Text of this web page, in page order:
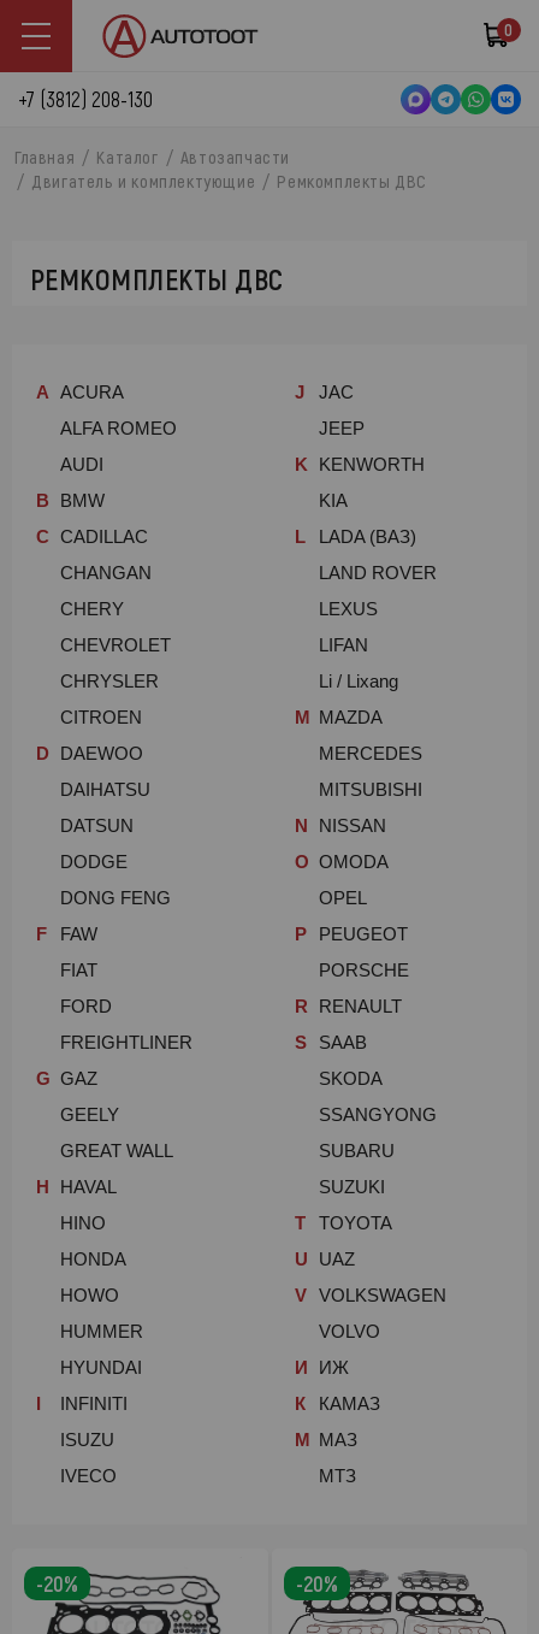
0
+7 (3812) 208-130
Главная Каталог
Автозапчасти
Двигатель и комплектующие
Ремкомплекты ДВС
РЕМКОМПЛЕКТЫ ДВС
A ACURA
ALFA ROMEO
AUDI
B
BMW
C CADILLAC
CHANGAN
CHERY
CHEVROLET
CHRYSLER
CITROEN
D
DAEWOO
DAIHATSU
DATSUN
DODGE
DONG FENG
F
FAW
FIAT
FORD
FREIGHTLINER
G GAZ
GEELY
GREAT WALL
H
HAVAL
HINO
HONDA
HOWO
HUMMER
HYUNDAI
I
INFINITI
ISUZU
IVECO
J
JAC
JEEP
K
KENWORTH
KIA
L
LADA (ВАЗ)
LAND ROVER
LEXUS
LIFAN
Li / Lixang
M MAZDA
MERCEDES
MITSUBISHI
N
NISSAN
O OMODA
OPEL
P
PEUGEOT
PORSCHE
R
RENAULT
S
SAAB
SKODA
SSANGYONG
SUBARU
SUZUKI
T
TOYOTA
U
UAZ
V
VOLKSWAGEN
VOLVO
И
ИЖ
К
КАМАЗ
М МАЗ
МТЗ
-20% -20%